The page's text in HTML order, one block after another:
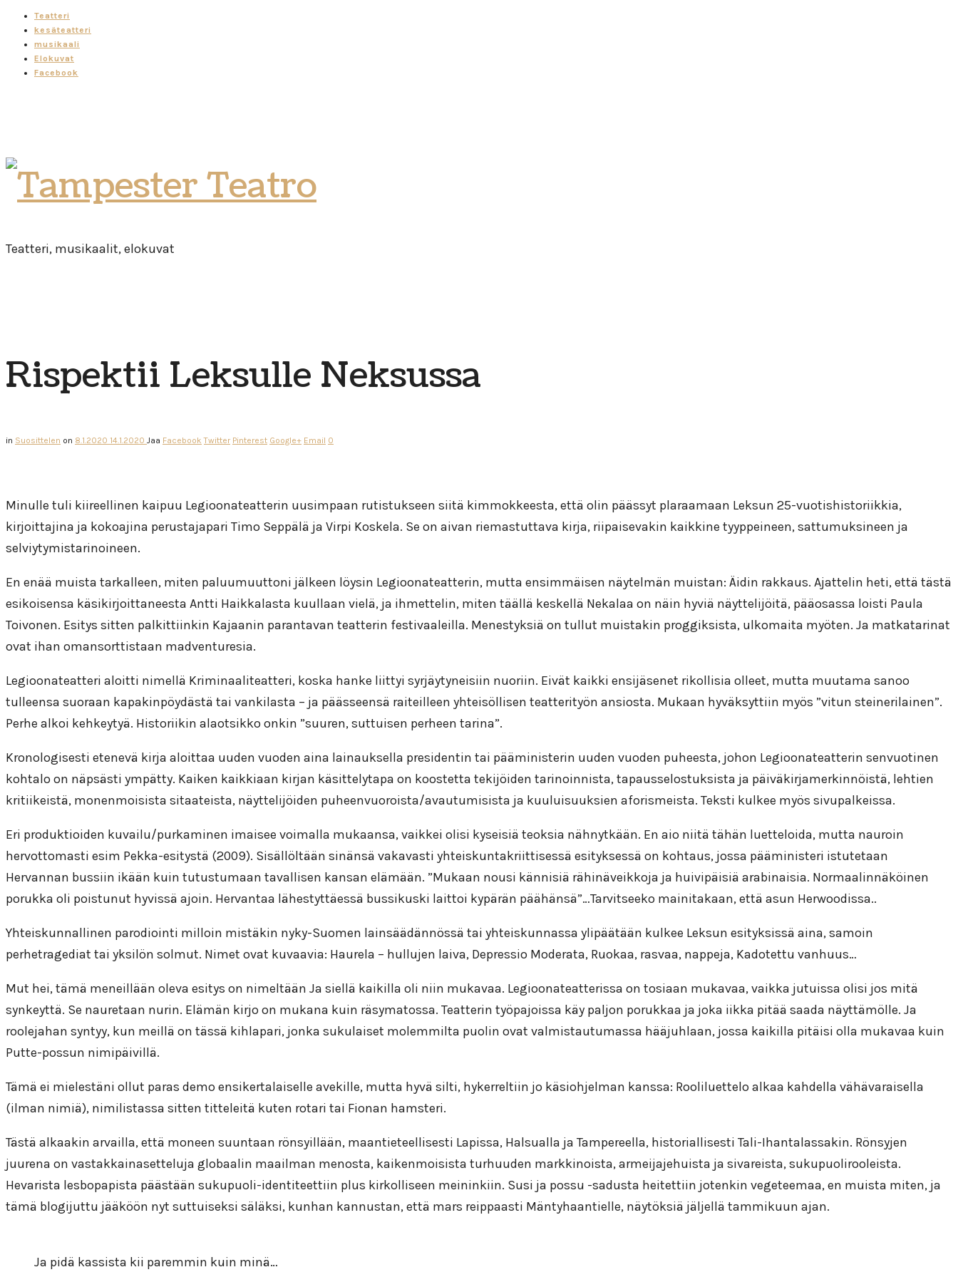
Teatteri
kesäteatteri
musikaali
Elokuvat
Facebook
Tampester
Teatro
Teatteri, musikaalit, elokuvat
Rispektii Leksulle Neksussa
in Suosittelen on 8.1.2020 14.1.2020 Jaa Facebook Twitter Pinterest Google+ Email 0
Minulle tuli kiireellinen kaipuu Legioonateatterin uusimpaan rutistukseen siitä kimmokkeesta, että olin päässyt plaraamaan Leksun 25-vuotishistoriikkia,
kirjoittajina ja kokoajina perustajapari Timo Seppälä ja Virpi Koskela. Se on aivan riemastuttava kirja, riipaisevakin kaikkine tyyppeineen, sattumuksineen ja
selviytymistarinoineen.
En enää muista tarkalleen, miten paluumuuttoni jälkeen löysin Legioonateatterin, mutta ensimmäisen näytelmän muistan: Äidin rakkaus. Ajattelin heti, että tästä
esikoisensa käsikirjoittaneesta Antti Haikkalasta kuullaan vielä, ja ihmettelin, miten täällä keskellä Nekalaa on näin hyviä näyttelijöitä, pääosassa loisti Paula
Toivonen. Esitys sitten palkittiinkin Kajaanin parantavan teatterin festivaaleilla. Menestyksiä on tullut muistakin proggiksista, ulkomaita myöten. Ja matkatarinat
ovat ihan omansorttistaan madventuresia.
Legioonateatteri aloitti nimellä Kriminaaliteatteri, koska hanke liittyi syrjäytyneisiin nuoriin. Eivät kaikki ensijäsenet rikollisia olleet, mutta muutama sanoo
tulleensa suoraan kapakinpöydästä tai vankilasta – ja päässeensä raiteilleen yhteisöllisen teatterityön ansiosta. Mukaan hyväksyttiin myös ”vitun steinerilainen”.
Perhe alkoi kehkeytyä. Historiikin alaotsikko onkin ”suuren, suttuisen perheen tarina”.
Kronologisesti etenevä kirja aloittaa uuden vuoden aina lainauksella presidentin tai pääministerin uuden vuoden puheesta, johon Legioonateatterin senvuotinen
kohtalo on näpsästi ympätty. Kaiken kaikkiaan kirjan käsittelytapa on koostetta tekijöiden tarinoinnista, tapausselostuksista ja päiväkirjamerkinnöistä, lehtien
kritiikeistä, monenmoisista sitaateista, näyttelijöiden puheenvuoroista/avautumisista ja kuuluisuuksien aforismeista. Teksti kulkee myös sivupalkeissa.
Eri produktioiden kuvailu/purkaminen imaisee voimalla mukaansa, vaikkei olisi kyseisiä teoksia nähnytkään. En aio niitä tähän luetteloida, mutta nauroin
hervottomasti esim Pekka-esitystä (2009). Sisällöltään sinänsä vakavasti yhteiskuntakriittisessä esityksessä on kohtaus, jossa pääministeri istutetaan
Hervannan bussiin ikään kuin tutustumaan tavallisen kansan elämään. ”Mukaan nousi kännisiä rähinäveikkoja ja huivipäisiä arabinaisia. Normaalinnäköinen
porukka oli poistunut hyvissä ajoin. Hervantaa lähestyttäessä bussikuski laittoi kypärän päähänsä”…Tarvitseeko mainitakaan, että asun Herwoodissa..
Yhteiskunnallinen parodiointi milloin mistäkin nyky-Suomen lainsäädännössä tai yhteiskunnassa ylipäätään kulkee Leksun esityksissä aina, samoin
perhetragediat tai yksilön solmut. Nimet ovat kuvaavia: Haurela – hullujen laiva, Depressio Moderata, Ruokaa, rasvaa, nappeja, Kadotettu vanhuus…
Mut hei, tämä meneillään oleva esitys on nimeltään Ja siellä kaikilla oli niin mukavaa. Legioonateatterissa on tosiaan mukavaa, vaikka jutuissa olisi jos mitä
synkeyttä. Se nauretaan nurin. Elämän kirjo on mukana kuin räsymatossa. Teatterin työpajoissa käy paljon porukkaa ja joka iikka pitää saada näyttämölle. Ja
roolejahan syntyy, kun meillä on tässä kihlapari, jonka sukulaiset molemmilta puolin ovat valmistautumassa hääjuhlaan, jossa kaikilla pitäisi olla mukavaa kuin
Putte-possun nimipäivillä.
Tämä ei mielestäni ollut paras demo ensikertalaiselle avekille, mutta hyvä silti, hykerreltiin jo käsiohjelman kanssa: Rooliluettelo alkaa kahdella vähävaraisella
(ilman nimiä), nimilistassa sitten titteleitä kuten rotari tai Fionan hamsteri.
Tästä alkaakin arvailla, että moneen suuntaan rönsyillään, maantieteellisesti Lapissa, Halsualla ja Tampereella, historiallisesti Tali-Ihantalassakin. Rönsyjen
juurena on vastakkainasetteluja globaalin maailman menosta, kaikenmoisista turhuuden markkinoista, armeijajehuista ja sivareista, sukupuolirooleista.
Hevarista lesbopapista päästään sukupuoli-identiteettiin plus kirkolliseen meininkiin. Susi ja possu -sadusta heitettiin jotenkin vegeteemaa, en muista miten, ja
tämä blogijuttu jääköön nyt suttuiseksi säläksi, kunhan kannustan, että mars reippaasti Mäntyhaantielle, näytöksiä jäljellä tammikuun ajan.
Ja pidä kassista kii paremmin kuin minä…